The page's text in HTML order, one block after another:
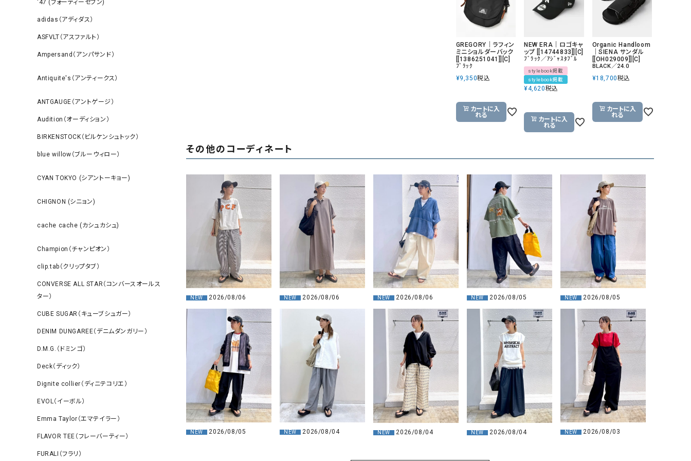
‘47 (フォーティーセブン)
adidas（アディダス）
ASFVLT（アスファルト）
Ampersand（アンパサンド）
Antiquite's（アンティークス）
ANTGAUGE（アントゲージ）
Audition（オーディション）
BIRKENSTOCK（ビルケンシュトック）
blue willow（ブルーウィロー）
CYAN TOKYO (シアントーキョー)
CHIGNON (シニョン)
cache cache (カシュカシュ)
Champion（チャンピオン）
clip.tab（クリップタブ）
CONVERSE ALL STAR（コンバースオールス
ター）
CUBE SUGAR（キューブシュガー）
DENIM DUNGAREE（デニムダンガリー）
D.M.G.（ドミンゴ）
Deck（ディック）
Dignite collier（ディニテコリエ）
EVOL（イーボル）
Emma Taylor（エマテイラー）
FLAVOR TEE（フレーバーティー）
FURALI（フラリ）
GREGORY｜ラフィン
ミニショルダーバック
[[1386251041]][C]
ﾌﾞﾗｯｸ
¥9,350税込
カートに入
れる
NEW ERA｜ロゴキャ
ップ [[14744833]][C]
ﾌﾞﾗｯｸ／ｱｼﾞｬｽﾀﾌﾞﾙ
stylebook掲載
stylebook掲載
¥4,620税込
カートに入
れる
Organic Handloom
｜SIENA サンダル
[[OH029009]][C]
BLACK／24.0
¥18,700税込
カートに入
れる
その他のコーディネート
NEW 2026/08/06 NEW 2026/08/06 NEW 2026/08/06 NEW 2026/08/05 NEW 2026/08/05
NEW 2026/08/05 NEW 2026/08/04 NEW 2026/08/04 NEW 2026/08/04 NEW 2026/08/03